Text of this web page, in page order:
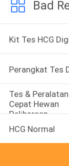
Bad
Kit Tes HCG
Perangkat Tes
Tes & Peralatan
Cepat Hewan
Peliharaan
HCG Normal